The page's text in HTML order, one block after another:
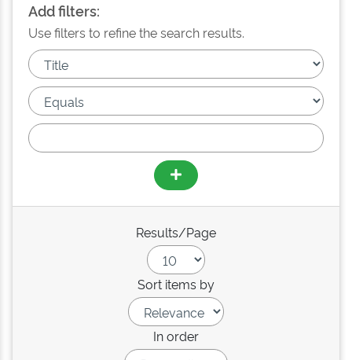
Add filters:
Use filters to refine the search results.
Results/Page
Sort items by
In order